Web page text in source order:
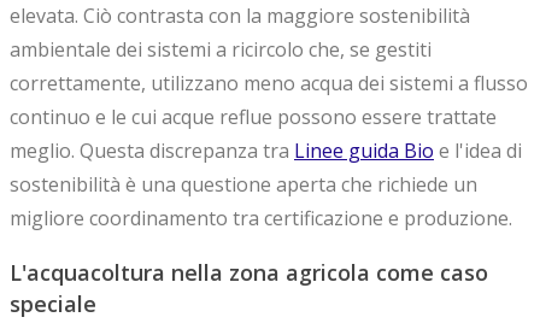
elevata. Ciò contrasta con la maggiore sostenibilità
ambientale dei sistemi a ricircolo che, se gestiti
correttamente, utilizzano meno acqua dei sistemi a flusso
continuo e le cui acque reflue possono essere trattate
meglio. Questa discrepanza tra Linee guida Bio e l'idea di
sostenibilità è una questione aperta che richiede un
migliore coordinamento tra certificazione e produzione.
L'acquacoltura nella zona agricola come caso
speciale